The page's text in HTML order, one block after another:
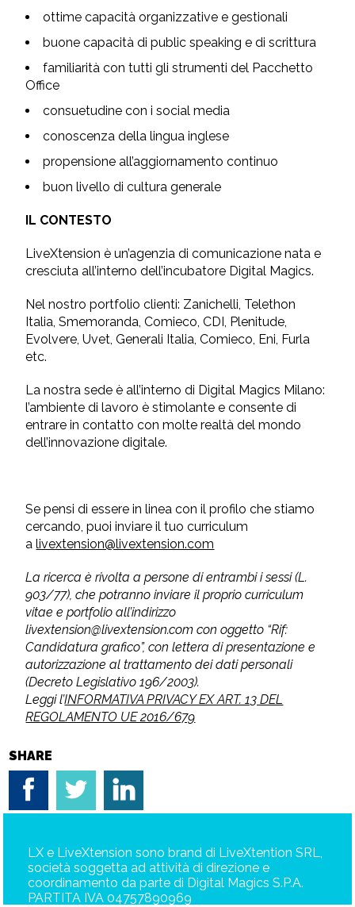
ottime capacità organizzative e gestionali
buone capacità di public speaking e di scrittura
familiarità con tutti gli strumenti del Pacchetto
Office
consuetudine con i social media
conoscenza della lingua inglese
propensione all’aggiornamento continuo
buon livello di cultura generale
IL CONTESTO
LiveXtension è un’agenzia di comunicazione nata e
cresciuta all’interno dell’incubatore Digital Magics.
Nel nostro portfolio clienti: Zanichelli, Telethon
Italia, Smemoranda, Comieco, CDI, Plenitude,
Evolvere, Uvet, Generali Italia, Comieco, Eni, Furla
etc.
La nostra sede è all’interno di Digital Magics Milano:
l’ambiente di lavoro è stimolante e consente di
entrare in contatto con molte realtà del mondo
dell’innovazione digitale.
Se pensi di essere in linea con il profilo che stiamo
cercando, puoi inviare il tuo curriculum
alivextension@livextension.com
La ricerca è rivolta a persone di entrambi i sessi (L.
903/77), che potranno inviare il proprio curriculum
vitae e portfolio all’indirizzo
livextension@livextension.com con oggetto “Rif:
Candidatura grafico”, con lettera di presentazione e
autorizzazione al trattamento dei dati personali
(Decreto Legislativo 196/2003).
Leggi l’INFORMATIVA PRIVACY EX ART. 13 DEL
REGOLAMENTO UE 2016/679
SHARE
LX e LiveXtension sono brand di LiveXtention SRL,
società soggetta ad attività di direzione e
coordinamento da parte di Digital Magics S.P.A.
PARTITA IVA 04757890969